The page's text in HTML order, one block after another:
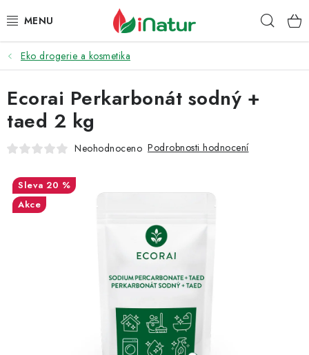
na
POTRAVINY
OŘECHY A SUŠENÉ PLODY
SNACKY
EKO DROGERIE A KOSMETIKA
DOPRAVA A PLATBA
Eko drogerie a kosmetika
Ecorai Perkarbonát sodný +
taed 2 kg
Neohodnoceno Podrobnosti hodnocení
20 %
Akce